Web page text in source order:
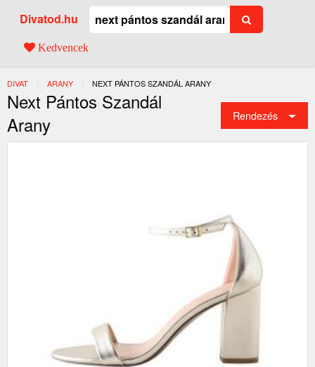
Divatod.hu
Kedvencek
DIVAT ARANY JELENLEGI:
NEXT PÁNTOS SZANDÁL ARANY
Next Pántos Szandál
Arany
Rendezés